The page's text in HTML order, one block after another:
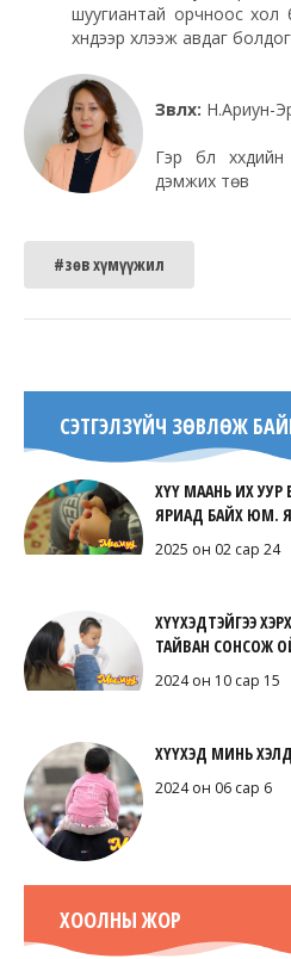
шуугиантай орчноос хол
хүндээр хүлээж авдаг
Зөвлөх: Н.Ариун-
Гэр бүл
дэмжих төв
#зөв хүмүүжил
СЭТГЭЛЗҮЙЧ ЗӨВЛӨЖ
ХҮҮ МААНЬ ИХ
ЯРИАД БАЙХ ЮМ.
2025 он 02 сар 24
ХҮҮХЭДТЭЙГЭЭ
ТАЙВАН СОНСОЖ
2024 он 10 сар 15
ХҮҮХЭД МИНЬ
2024 он 06 сар 6
ХООЛНЫ ЖОР